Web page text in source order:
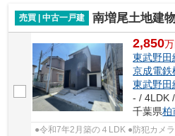
売買 | 中古一戸建 南増尾土地建
2,850万
東武野田
京成電鉄
東武野田
- / 4LDK
千葉県柏
●令和7年2月築の４LDK ●防犯カメ